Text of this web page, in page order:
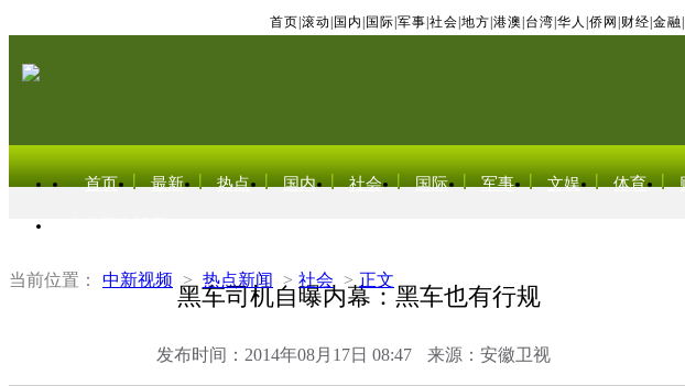
首页 滚动 国内 国际 军事 社会 地方 港澳 台湾 华人 侨网 财经 金融
首页 最新 热点 国内 社会 国际 军事 文娱 体育
当前位置： 中新视频 > 热点新闻 > 社会 > 正文
黑车司机自曝内幕：黑车也有行规
发布时间：2014年08月17日 08:47 来源：安徽卫视